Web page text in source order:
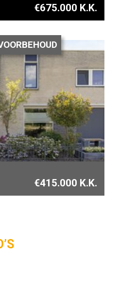
€675.000 K.K.
€415.000 K.K.